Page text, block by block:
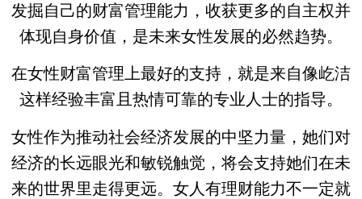
发掘自己的财富管理能力，收获更多的自主权并
体现自身价值，是未来女性发展的必然趋势。
在女性财富管理上最好的支持，就是来自像屹洁
这样经验丰富且热情可靠的专业人士的指导。
女性作为推动社会经济发展的中坚力量，她们对
经济的长远眼光和敏锐触觉，将会支持她们在未
来的世界里走得更远。女人有理财能力不一定就